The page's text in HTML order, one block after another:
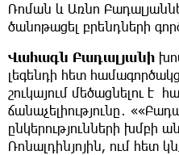
Ռոման և Առնո
ծանոթացել բրենդների
Վահագն Բադալյանի
լեգենդի հետ
շուկայում մեծացնելու է
ճանաչելիությունը․
ընկերությունների խմբի
Ռոնալդինյոյին, ում հետ